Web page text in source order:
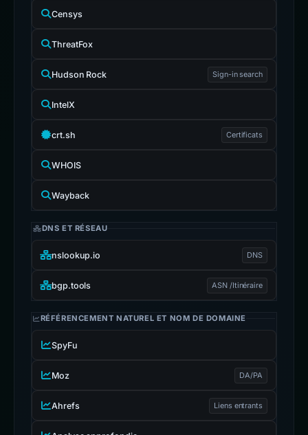
Censys
ThreatFox
Hudson Rock Sign-in search
IntelX
crt.sh Certificats
WHOIS
Wayback
DNS ET RÉSEAU
nslookup.io DNS
bgp.tools ASN /Itinéraire
RÉFÉRENCEMENT NATUREL ET NOM DE DOMAINE
SpyFu
Moz DA/PA
Ahrefs Liens entrants